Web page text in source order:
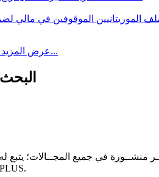
الموريتانيين الموقوفين في مالي
عرض المزيد من الأخبار...
منشــورة في جميع المجــالات؛ يتبع
ومنصة الصحراء PLUS.